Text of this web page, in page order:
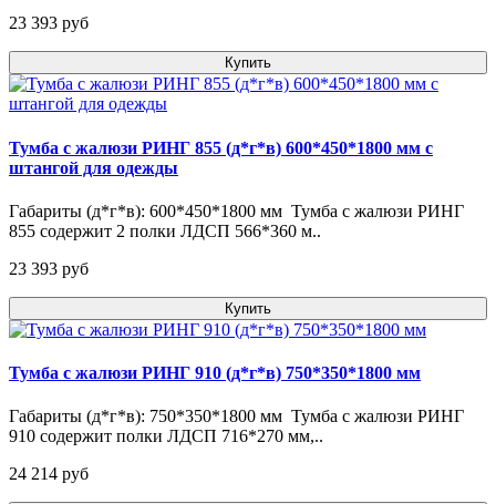
23 393 pуб
Купить
Тумба с жалюзи РИНГ 855 (д*г*в) 600*450*1800 мм с
штангой для одежды
Габариты (д*г*в): 600*450*1800 мм Тумба с жалюзи РИНГ
855 содержит 2 полки ЛДСП 566*360 м..
23 393 pуб
Купить
Тумба с жалюзи РИНГ 910 (д*г*в) 750*350*1800 мм
Габариты (д*г*в): 750*350*1800 мм Тумба с жалюзи РИНГ
910 содержит полки ЛДСП 716*270 мм,..
24 214 pуб